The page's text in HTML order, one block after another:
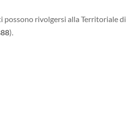
possono rivolgersi alla Territoriale di
).